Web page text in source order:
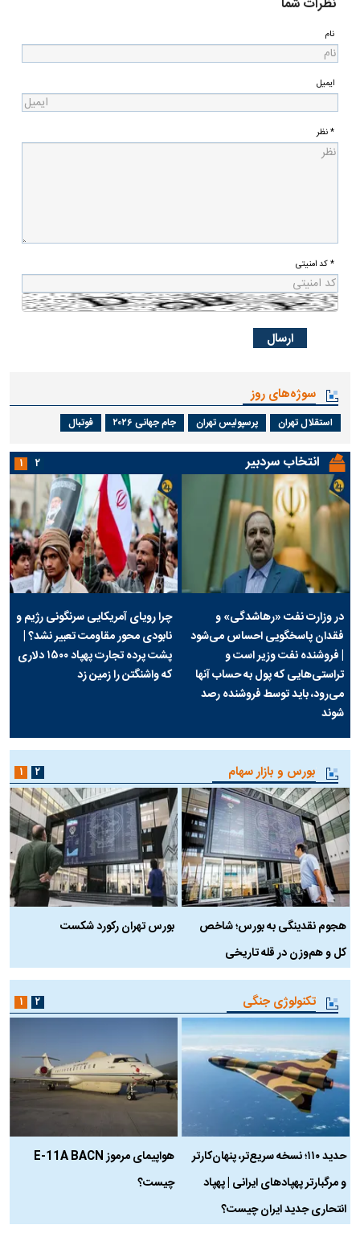
نظرات شما
نام
ایمیل
* نظر
* کد امنیتی
سوژه‌های روز
استقلال تهران پرسپولیس تهران جام جهانی ۲۰۲۶ فوتبال
انتخاب سردبیر
در وزارت نفت «رهاشدگی» و
فقدان پاسخگویی احساس می‌شود
| فروشنده نفت وزیر است و
تراستی‌هایی که پول به حساب آنها
می‌رود، باید توسط فروشنده رصد
شوند
چرا رویای آمریکایی سرنگونی رژیم و
نابودی محور مقاومت تعبیر نشد؟ |
پشت پرده تجارت پهپاد‌ ۱۵۰۰ دلاری
که واشنگتن را زمین زد
۱ ۲
بورس و بازار سهام
هجوم نقدینگی به بورس؛ شاخص
کل و هم‌وزن در قله تاریخی
بورس تهران رکورد شکست
۱ ۲
تکنولوژی جنگی
حدید ۱۱۰؛ نسخه سریع‌تر، پنهان‌کارتر
و مرگبارتر پهپادهای ایرانی | پهپاد
انتحاری جدید ایران چیست؟
هواپیمای مرموز E-11A BACN
چیست؟
۱ ۲